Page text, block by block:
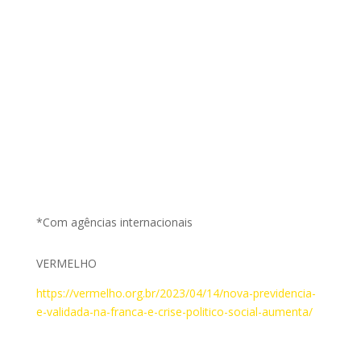
*Com agências internacionais
VERMELHO
https://vermelho.org.br/2023/04/14/nova-previdencia-
e-validada-na-franca-e-crise-politico-social-aumenta/